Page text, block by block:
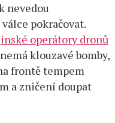
nevedou
pokračovat.
operátory dronů
klouzavé bomby,
frontě tempem
a zničení doupat